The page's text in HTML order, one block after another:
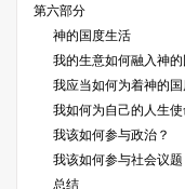
第六部分
神的国度生活
我的生意如何融入神的
我应当如何为着神的
我如何为自己的人生
我该如何参与政治？
我该如何参与社会议题
总结